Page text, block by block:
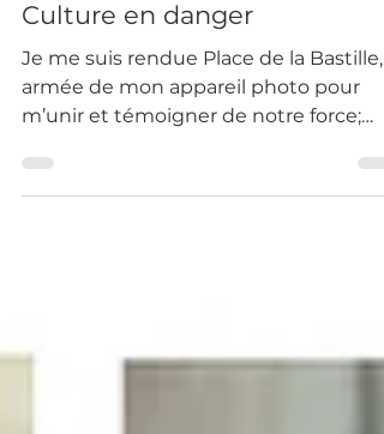
16 déc. 2020
3 min de lecture
Culture en danger
Je me suis rendue Place de la Bastille,
armée de mon appareil photo pour
m’unir et témoigner de notre force;